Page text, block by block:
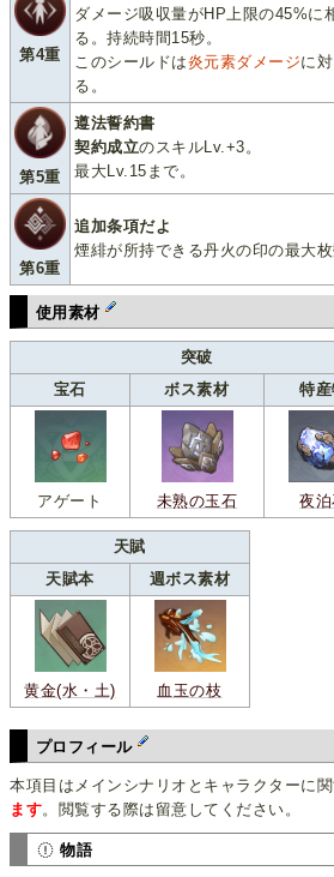
第4重
ダメージ吸収量がHP上限の45%に
る。持続時間15秒。
このシールドは炎元素ダメージに
る。
第5重
遵法誓約書
契約成立のスキルLv.+3。
最大Lv.15まで。
第6重
追加条項だよ
煙緋が所持できる丹火の印の最大枚
使用素材
突破
宝石
ボス素材 特
アゲート 未熟の玉石 夜
天賦
天賦本
週ボス素材
黄金(水・土) 血玉の枝
プロフィール
本項目はメインシナリオとキャラクターに
ます。閲覧する際は留意してください。
物語